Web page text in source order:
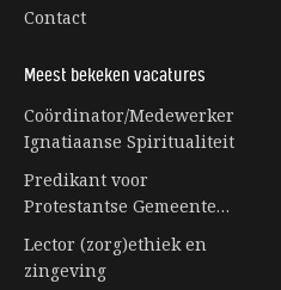
Contact
Meest bekeken vacatures
Coördinator/Medewerker
Ignatiaanse Spiritualiteit
Predikant voor
Protestantse Gemeente
Lector (zorg)ethiek en
zingeving